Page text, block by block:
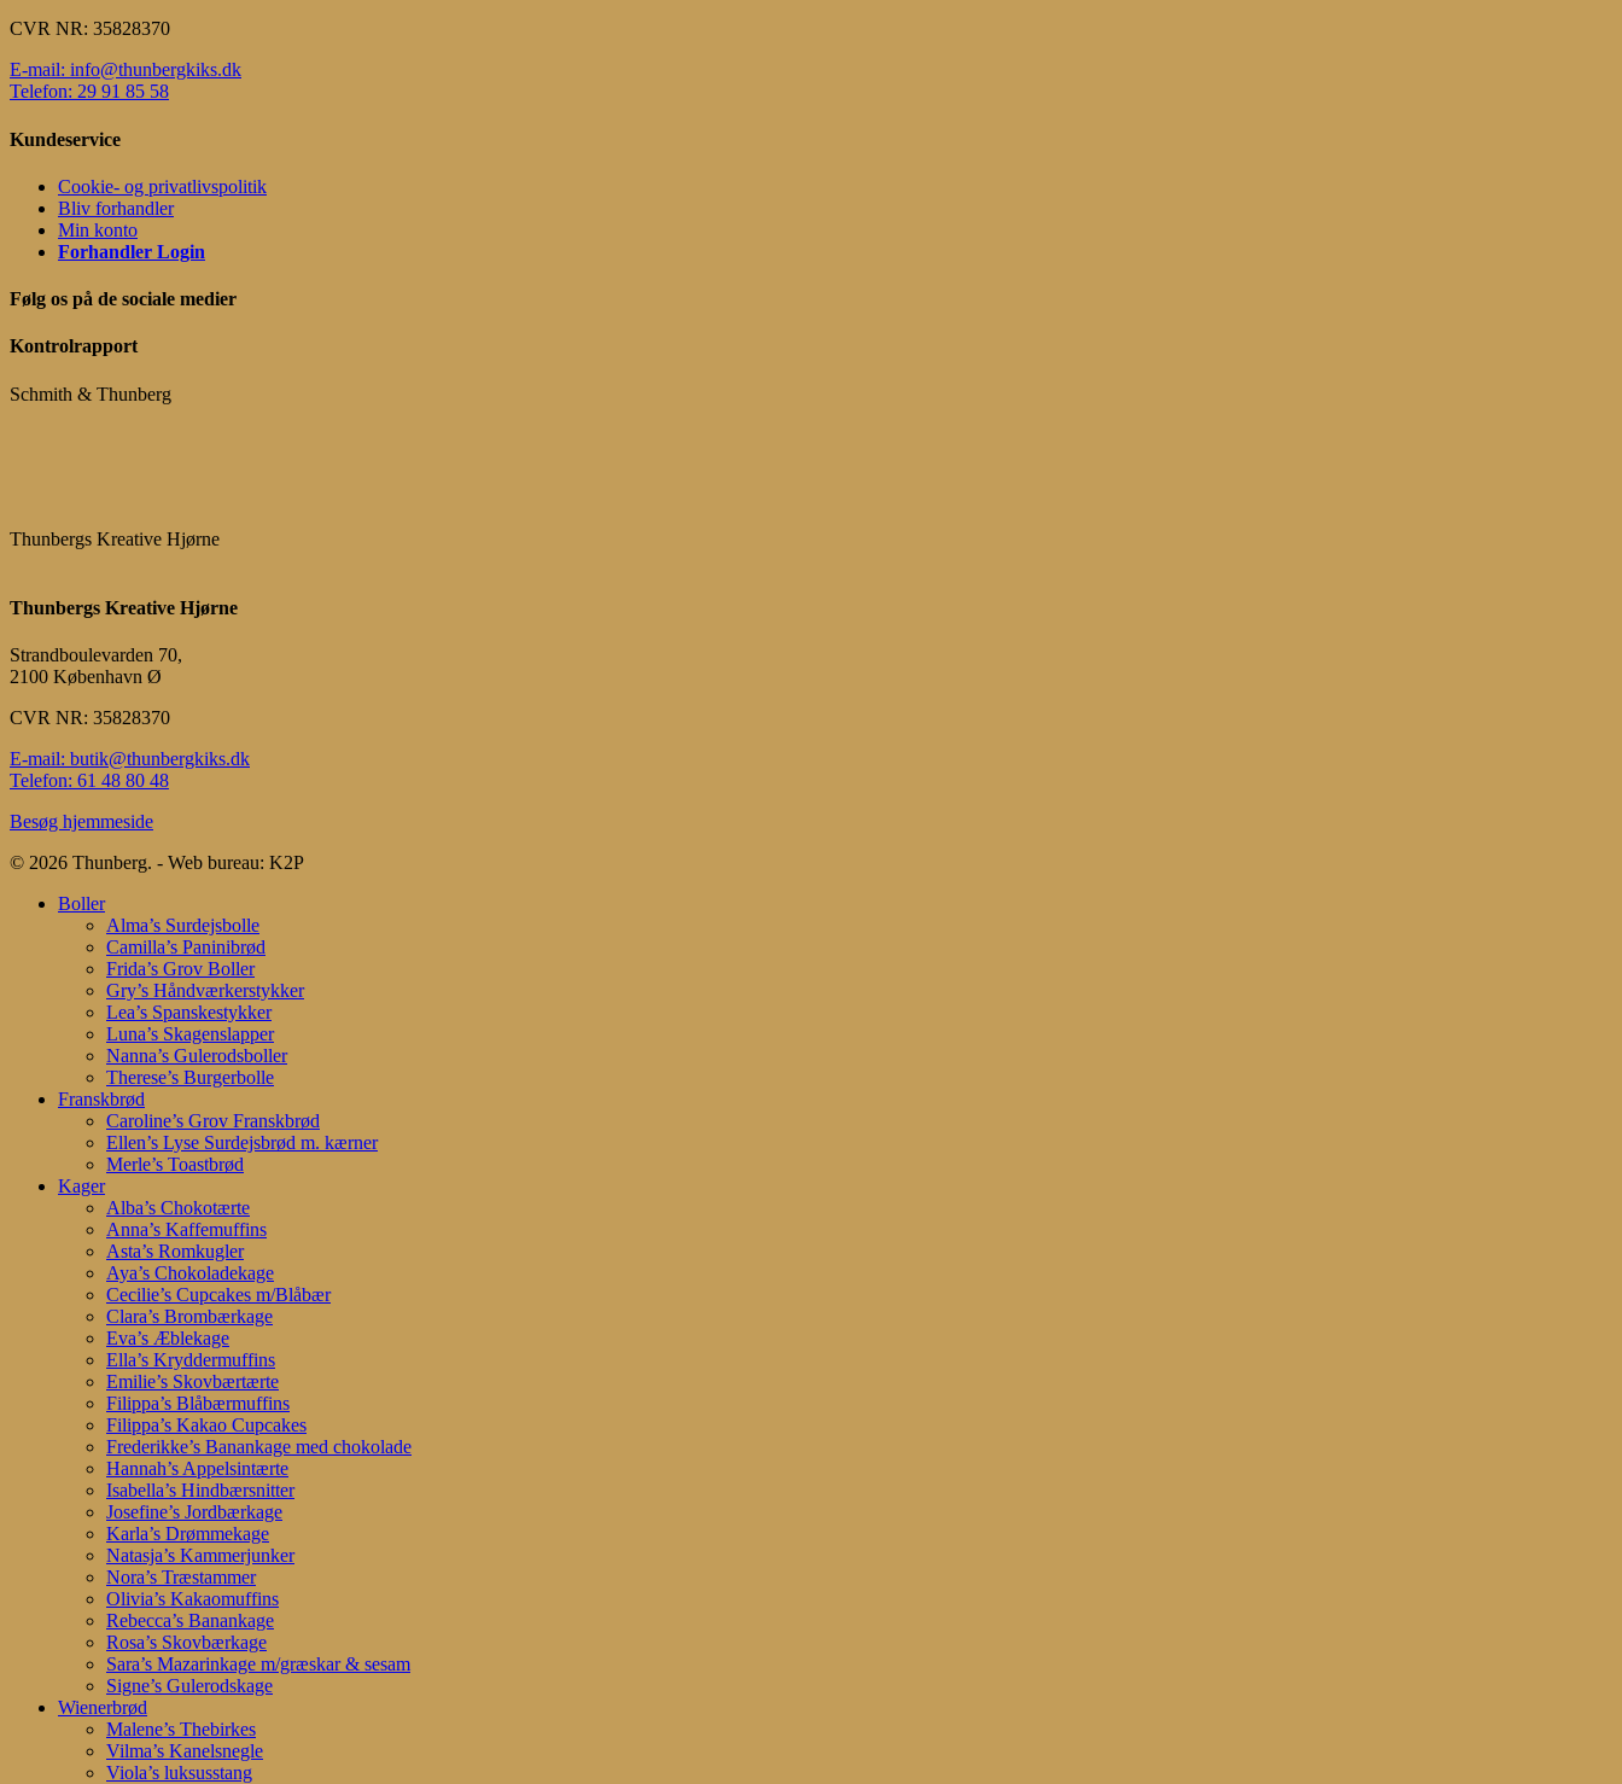
CVR NR: 35828370
E-mail: info@thunbergkiks.dk
Telefon: 29 91 85 58
Kundeservice
Cookie- og privatlivspolitik
Bliv forhandler
Min konto
Forhandler Login
Følg os på de sociale medier
Kontrolrapport
Schmith & Thunberg
Thunbergs Kreative Hjørne
Thunbergs Kreative Hjørne
Strandboulevarden 70,
2100 København Ø
CVR NR: 35828370
E-mail: butik@thunbergkiks.dk
Telefon: 61 48 80 48
Besøg hjemmeside
© 2026 Thunberg. - Web bureau: K2P
Close
Boller
Alma’s Surdejsbolle
Camilla’s Paninibrød
Frida’s Grov Boller
Gry’s Håndværkerstykker
Lea’s Spanskestykker
Luna’s Skagenslapper
Nanna’s Gulerodsboller
Therese’s Burgerbolle
Franskbrød
Caroline’s Grov Franskbrød
Ellen’s Lyse Surdejsbrød m. kærner
Merle’s Toastbrød
Kager
Alba’s Chokotærte
Anna’s Kaffemuffins
Asta’s Romkugler
Aya’s Chokoladekage
Cecilie’s Cupcakes m/Blåbær
Clara’s Brombærkage
Eva’s Æblekage
Ella’s Kryddermuffins
Emilie’s Skovbærtærte
Filippa’s Blåbærmuffins
Filippa’s Kakao Cupcakes
Frederikke’s Banankage med chokolade
Hannah’s Appelsintærte
Isabella’s Hindbærsnitter
Josefine’s Jordbærkage
Karla’s Drømmekage
Natasja’s Kammerjunker
Nora’s Træstammer
Olivia’s Kakaomuffins
Rebecca’s Banankage
Rosa’s Skovbærkage
Sara’s Mazarinkage m/græskar & sesam
Signe’s Gulerodskage
Wienerbrød
Malene’s Thebirkes
Vilma’s Kanelsnegle
Viola’s luksusstang